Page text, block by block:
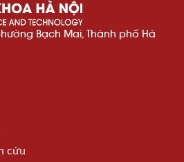
Bạch Mai, Thành phố Hà
cứu